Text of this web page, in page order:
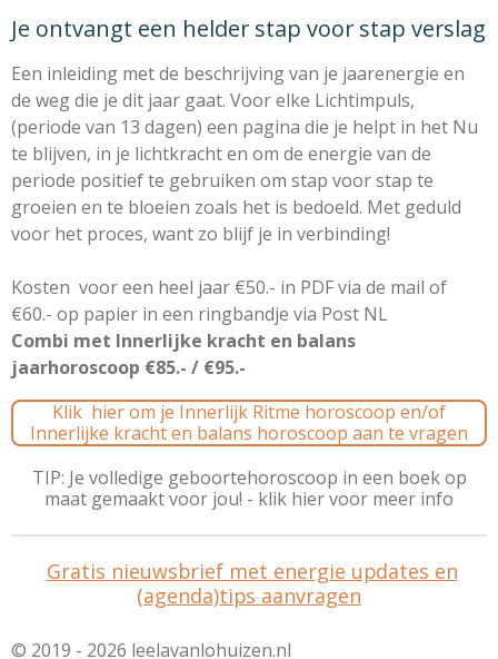
Je ontvangt een helder stap voor stap verslag
Een inleiding met de beschrijving van je jaarenergie en
de weg die je dit jaar gaat. Voor elke Lichtimpuls,
(periode van 13 dagen) een pagina die je helpt in het Nu
te blijven, in je lichtkracht en om de energie van de
periode positief te gebruiken om stap voor stap te
groeien en te bloeien zoals het is bedoeld. Met geduld
voor het proces, want zo blijf je in verbinding!
Kosten voor een heel jaar €50.- in PDF via de mail of
€60.- op papier in een ringbandje via Post NL
Combi met Innerlijke kracht en balans
jaarhoroscoop €85.- / €95.-
Klik hier om je Innerlijk Ritme horoscoop en/of
Innerlijke kracht en balans horoscoop aan te vragen
TIP: Je volledige geboortehoroscoop in een boek op
maat gemaakt voor jou! - klik hier voor meer info
Gratis nieuwsbrief met energie updates en
(agenda)tips aanvragen
© 2019 - 2026 leelavanlohuizen.nl